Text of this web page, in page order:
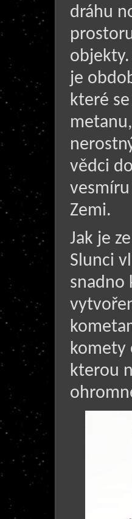
dráhu
je
které
vědci
Zemi.
Jak je
Slunci
snadno
komety
kterou